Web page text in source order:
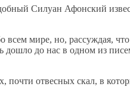
Силуан Афонский
мире, но, рассуждая,
дошло до нас в одном из
отвесных скал, в